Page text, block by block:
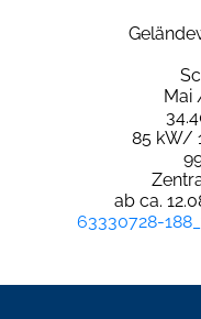
Mai
85 kW/
ab ca.
63330728-